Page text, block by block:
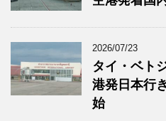
2026/07/23
タイ・ベト
港発日本行
始